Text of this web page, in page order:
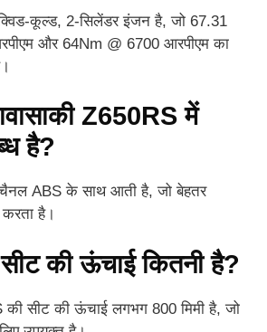
कूल्ड, 2-सिलेंडर इंजन है, जो 67.31
और 64Nm @ 6700 आरपीएम का
Z650RS में
है?
ABS के साथ आती है, जो बेहतर
करता है।
की ऊंचाई कितनी है?
की सीट की ऊंचाई लगभग 800 मिमी है, जो